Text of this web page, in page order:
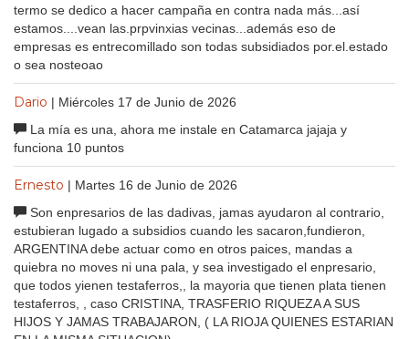
termo se dedico a hacer campaña en contra nada más...así
estamos....vean las.prpvinxias vecinas...además eso de
empresas es entrecomillado son todas subsidiados por.el.estado
o sea nosteoao
Dario | Miércoles 17 de Junio de 2026
La mía es una, ahora me instale en Catamarca jajaja y
funciona 10 puntos
Ernesto | Martes 16 de Junio de 2026
Son enpresarios de las dadivas, jamas ayudaron al contrario,
estubieran lugado a subsidios cuando les sacaron,fundieron,
ARGENTINA debe actuar como en otros paices, mandas a
quiebra no moves ni una pala, y sea investigado el enpresario,
que todos yienen testaferros,, la mayoria que tienen plata tienen
testaferros, , caso CRISTINA, TRASFERIO RIQUEZA A SUS
HIJOS Y JAMAS TRABAJARON, ( LA RIOJA QUIENES ESTARIAN